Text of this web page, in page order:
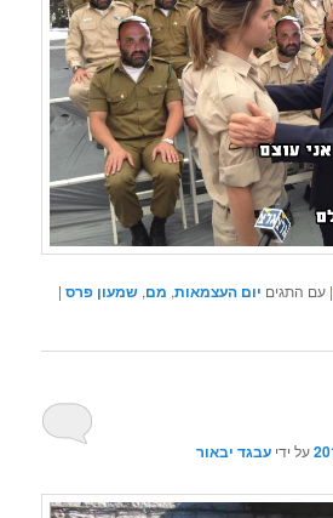
|עם התגים יום העצמאות, מם,שמעון פרס |
על ידיעבגד יבאור